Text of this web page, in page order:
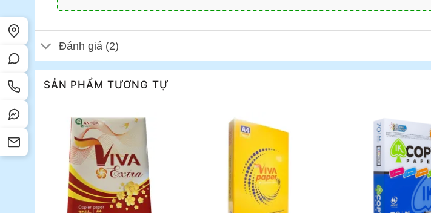
Đánh giá (2)
SẢN PHẨM TƯƠNG TỰ